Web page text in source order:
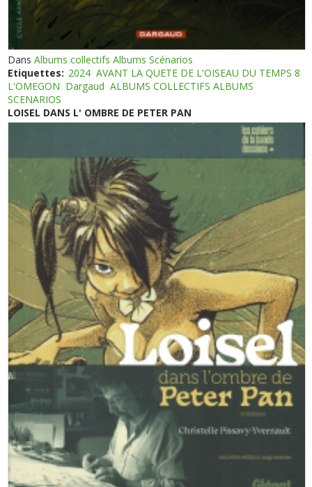
DansAlbums collectifs Albums Scénarios
Etiquettes: 2024 AVANT LA QUETE DE L'OISEAU DU TEMPS 8
L'OMEGON Dargaud ALBUMS COLLECTIFS ALBUMS
SCENARIOS
LOISEL DANS L' OMBRE DE PETER PAN